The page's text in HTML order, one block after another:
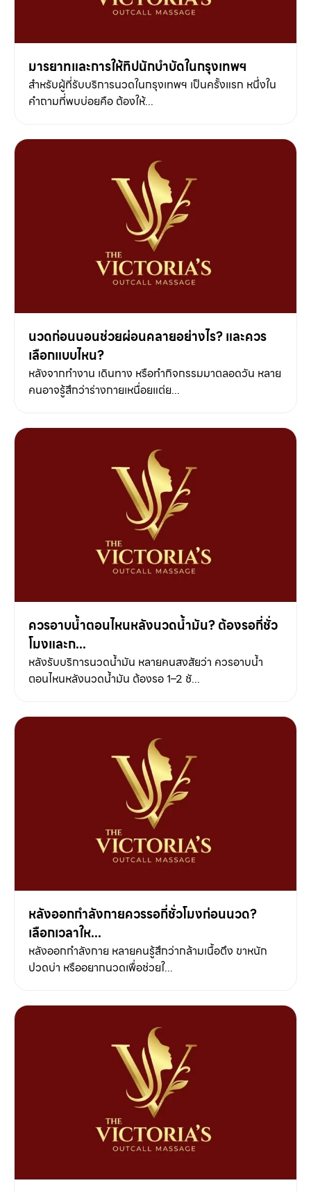
มารยาทและการให้ทิปนักบำบัดในกรุงเทพฯ
สำหรับผู้ที่รับบริการนวดในกรุงเทพฯ เป็นครั้งแรก หนึ่งใน
คำถามที่พบบ่อยคือ ต้องให้...
นวดก่อนนอนช่วยผ่อนคลายอย่างไร? และควร
เลือกแบบไหน?
หลังจากทำงาน เดินทาง หรือทำกิจกรรมมาตลอดวัน หลาย
คนอาจรู้สึกว่าร่างกายเหนื่อยแต่ย...
ควรอาบน้ำตอนไหนหลังนวดน้ำมัน? ต้องรอกี่ชั่ว
โมงและก...
หลังรับบริการนวดน้ำมัน หลายคนสงสัยว่า ควรอาบน้ำ
ตอนไหนหลังนวดน้ำมัน ต้องรอ 1–2 ชั...
หลังออกกำลังกายควรรอกี่ชั่วโมงก่อนนวด?
เลือกเวลาให...
หลังออกกำลังกาย หลายคนรู้สึกว่ากล้ามเนื้อตึง ขาหนัก
ปวดบ่า หรืออยากนวดเพื่อช่วยใ...